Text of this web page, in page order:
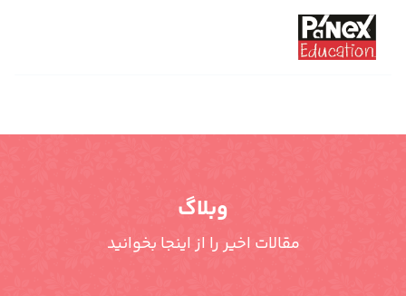
وبلاگ
مقالات اخیر را از اینجا بخوانید